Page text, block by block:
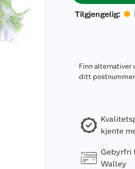
Tilgjengelig:
Finn alternativer
ditt postnummer
kjente
Gebyrfri
Walley